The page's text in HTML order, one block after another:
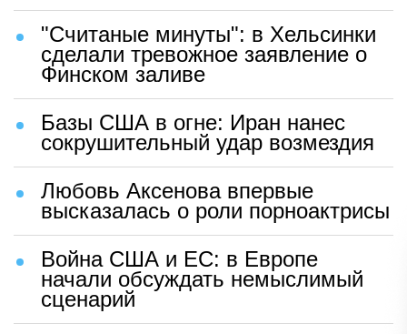
"Считаные минуты": в Хельсинки
сделали тревожное заявление о
Финском заливе
Базы США в огне: Иран нанес
сокрушительный удар возмездия
Любовь Аксенова впервые
высказалась о роли порноактрисы
Война США и ЕС: в Европе
начали обсуждать немыслимый
сценарий